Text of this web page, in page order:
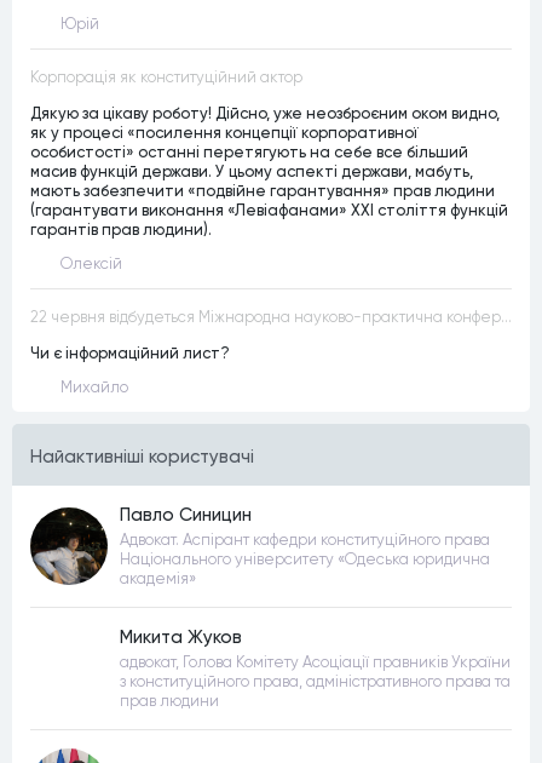
Юрій
Корпорація як конституційний актор
Дякую за цікаву роботу! Дійсно, уже неозброєним оком видно,
як у процесі «посилення концепції корпоративної
особистості» останні перетягують на себе все більший
масив функцій держави. У цьому аспекті держави, мабуть,
мають забезпечити «подвійне гарантування» прав людини
(гарантувати виконання «Левіафанами» ХХІ століття функцій
гарантів прав людини).
Олексій
22 червня відбудеться Міжнародна науково-практична конференція “Конституційна демократія в умовах загроз територіальній цілісності та національній безпеці”
Чи є інформаційний лист?
Михайло
Найактивнiшi користувачi
Павло Синицин
Адвокат. Аспірант кафедри конституційного права
Національного університету «Одеська юридична
академія»
Микита Жуков
адвокат, Голова Комітету Асоціації правників України
з конституційного права, адміністративного права та
прав людини